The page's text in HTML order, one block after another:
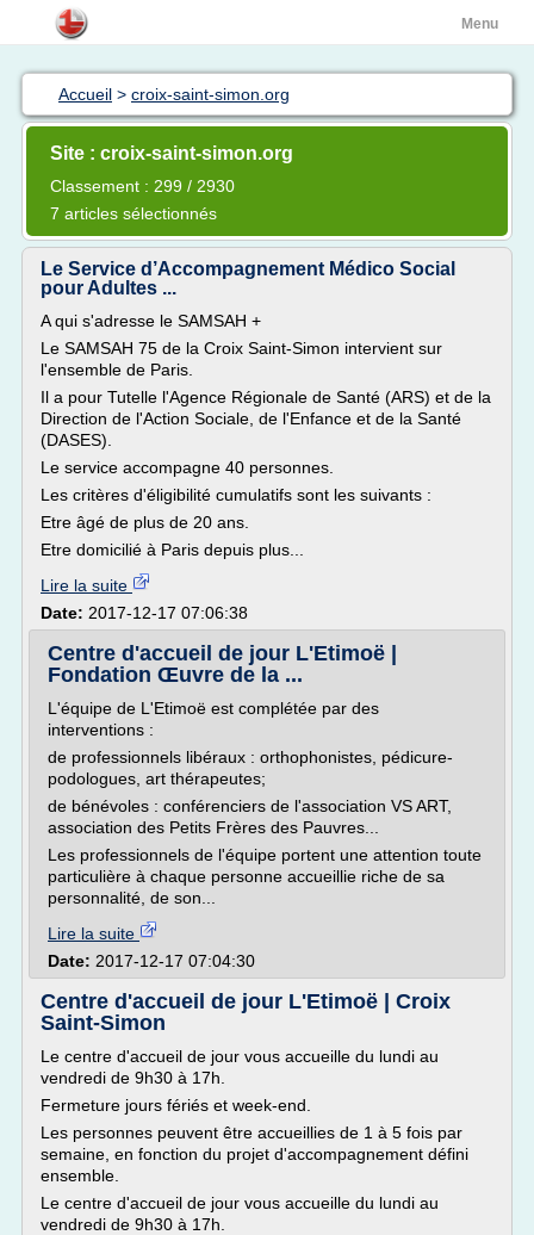
Menu
Accueil > croix-saint-simon.org
Site : croix-saint-simon.org
Classement : 299 / 2930
7 articles sélectionnés
Le Service d’Accompagnement Médico Social
pour Adultes ...
A qui s'adresse le SAMSAH +
Le SAMSAH 75 de la Croix Saint-Simon intervient sur
l'ensemble de Paris.
Il a pour Tutelle l'Agence Régionale de Santé (ARS) et de la
Direction de l'Action Sociale, de l'Enfance et de la Santé
(DASES).
Le service accompagne 40 personnes.
Les critères d'éligibilité cumulatifs sont les suivants :
Etre âgé de plus de 20 ans.
Etre domicilié à Paris depuis plus...
Lire la suite
Date: 2017-12-17 07:06:38
Centre d'accueil de jour L'Etimoë |
Fondation Œuvre de la ...
L'équipe de L'Etimoë est complétée par des
interventions :
de professionnels libéraux : orthophonistes, pédicure-
podologues, art thérapeutes;
de bénévoles : conférenciers de l'association VS ART,
association des Petits Frères des Pauvres...
Les professionnels de l'équipe portent une attention toute
particulière à chaque personne accueillie riche de sa
personnalité, de son...
Lire la suite
Date: 2017-12-17 07:04:30
Centre d'accueil de jour L'Etimoë | Croix
Saint-Simon
Le centre d'accueil de jour vous accueille du lundi au
vendredi de 9h30 à 17h.
Fermeture jours fériés et week-end.
Les personnes peuvent être accueillies de 1 à 5 fois par
semaine, en fonction du projet d'accompagnement défini
ensemble.
Le centre d'accueil de jour vous accueille du lundi au
vendredi de 9h30 à 17h.